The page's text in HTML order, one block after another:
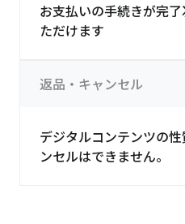
お支払いの手続きが完
ただけます
返品・キャンセル
デジタルコンテンツの
ンセルはできません。